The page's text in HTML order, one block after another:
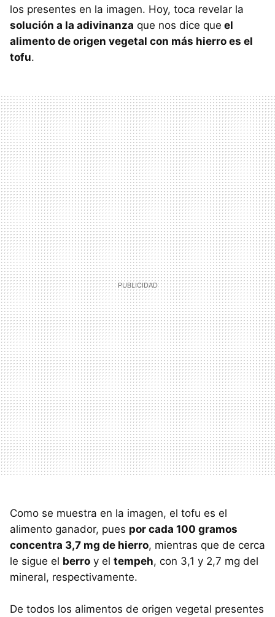
los presentes en la imagen. Hoy, toca revelar la
solución a la adivinanza que nos dice que el
alimento de origen vegetal con más hierro es el
tofu.
Como se muestra en la imagen, el tofu es el
alimento ganador, pues por cada 100 gramos
concentra 3,7 mg de hierro, mientras que de cerca
le sigue el berro y el tempeh, con 3,1 y 2,7 mg del
mineral, respectivamente.
De todos los alimentos de origen vegetal presentes